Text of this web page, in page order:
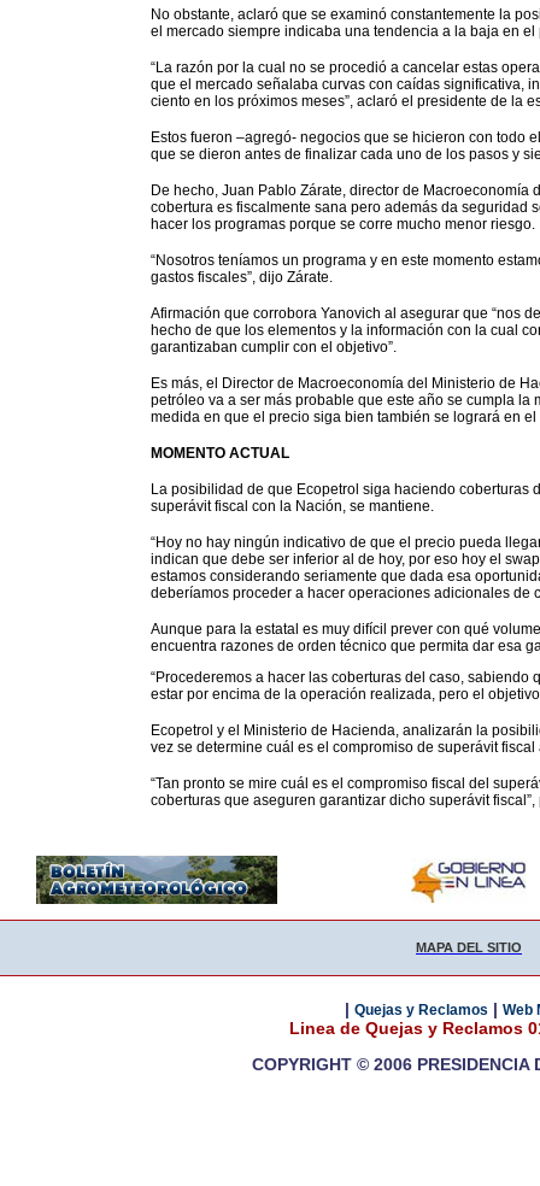
No obstante, aclaró que se examinó constantemente la
el mercado siempre indicaba una tendencia a la baja en el
“La razón por la cual no se procedió a cancelar estas
que el mercado señalaba curvas con caídas significativa,
ciento en los próximos meses”, aclaró el presidente de la
Estos fueron –agregó- negocios que se hicieron con todo
que se dieron antes de finalizar cada uno de los pasos y
De hecho, Juan Pablo Zárate, director de
cobertura es fiscalmente sana pero además da seguridad
hacer los programas porque se corre mucho menor riesgo.
“Nosotros teníamos un programa y en este momento
gastos fiscales”, dijo Zárate.
Afirmación que corrobora Yanovich al asegurar que “nos
hecho de que los elementos y la información con la cual
garantizaban cumplir con el objetivo”.
Es más, el Director de Macroeconomía del Ministerio de
petróleo va a ser más probable que este año se cumpla
medida en que el precio siga bien también se logrará en el
MOMENTO ACTUAL
La posibilidad de que Ecopetrol siga haciendo coberturas
superávit fiscal con la Nación, se mantiene.
“Hoy no hay ningún indicativo de que el precio pueda
indican que debe ser inferior al de hoy, por eso hoy el
estamos considerando seriamente que dada esa
deberíamos proceder a hacer operaciones adicionales de
Aunque para la estatal es muy difícil prever con qué
encuentra razones de orden técnico que permita dar esa
“Procederemos a hacer las coberturas del caso,
estar por encima de la operación realizada, pero el
Ecopetrol y el Ministerio de Hacienda, analizarán la
vez se determine cuál es el compromiso de superávit
“Tan pronto se mire cuál es el compromiso fiscal del
coberturas que aseguren garantizar dicho superávit
MAPA DEL SITIO
| Quejas y Reclamos | Web
Linea de Quejas y Reclamos
COPYRIGHT © 2006 PRESIDENCIA